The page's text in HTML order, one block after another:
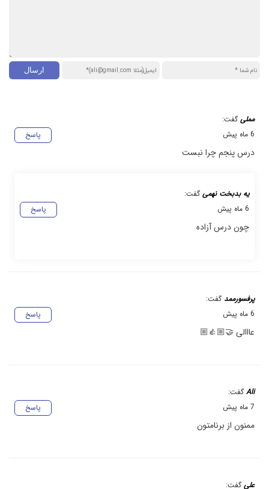
مملی گفت:
پاسخ
6 ماه پیش
درس پنجم چرا نبست
یه بدبخت نهمی گفت:
پاسخ
6 ماه پیش
چون درس آزاده
پرفسورممد گفت:
پاسخ
6 ماه پیش
عااالی 🤝🏼👍🏼
Ali گفت:
پاسخ
7 ماه پیش
ممنون از برنامتون
علی گفت: